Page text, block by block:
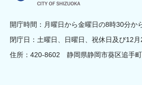
開庁時間：月曜日から金曜日の8時30分か
閉庁日：土曜日、日曜日、祝休日及び12
住所：420-8602 静岡県静岡市葵区追手